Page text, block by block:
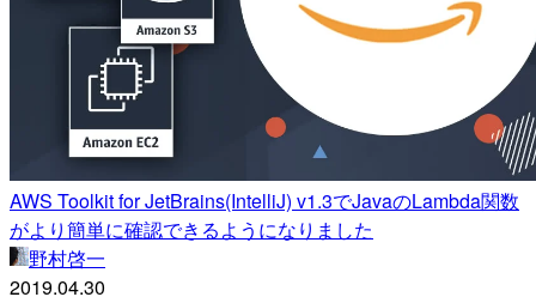
AWS Toolkit for JetBrains(IntelliJ) v1.3でJavaのLambda関数
がより簡単に確認できるようになりました
野村啓一
2019.04.30